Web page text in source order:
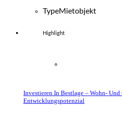
TypeMietobjekt
Highlight
Investieren In Bestlage – Wohn- Und
Entwicklungspotenzial